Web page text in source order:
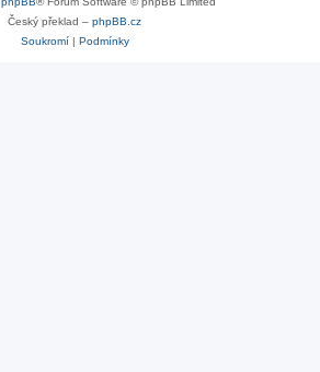
Český překlad – phpBB.cz
Soukromí| Podmínky